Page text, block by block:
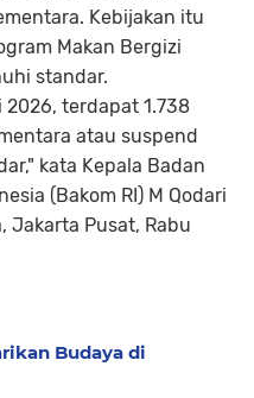
Kebijakan itu
Makan Bergizi
standar.
2026, terdapat 1.738
atau suspend
kata Kepala Badan
(Bakom RI) M Qodari
Jakarta Pusat, Rabu
Budaya di